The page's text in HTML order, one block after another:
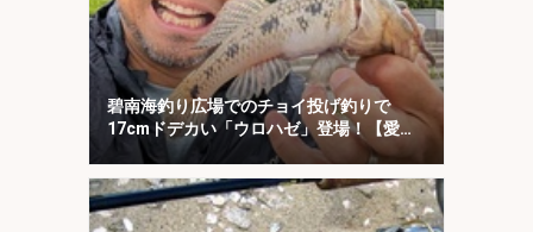
碧南海釣り広場でのチョイ投げ釣りで
17cmドデカい「ウロハゼ」登場！【愛